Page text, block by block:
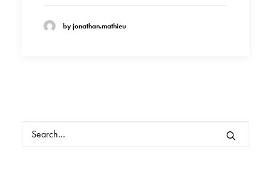
by jonathan.mathieu